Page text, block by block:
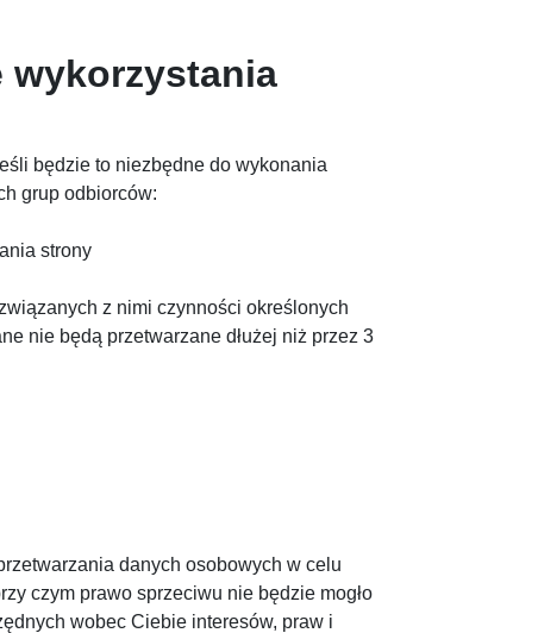
wykorzystania
będzie to niezbędne do wykonania
grup odbiorców:
strony
z nimi czynności określonych
nie będą przetwarzane dłużej niż przez 3
danych osobowych w celu
czym prawo sprzeciwu nie będzie mogło
wobec Ciebie interesów, praw i